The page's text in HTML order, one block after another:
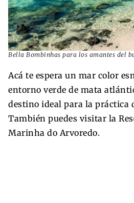
Bella Bombinhas para los amantes del
Acá te espera un mar color
entorno verde de mata
destino ideal para la práctica
También puedes visitar la
Marinha do Arvoredo.